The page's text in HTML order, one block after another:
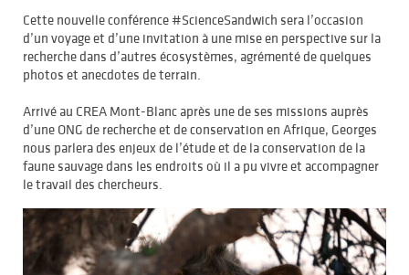
Cette nouvelle conférence #ScienceSandwich sera l’occasion
d’un voyage et d’une invitation à une mise en perspective sur la
recherche dans d’autres écosystèmes, agrémenté de quelques
photos et anecdotes de terrain.
Arrivé au CREA Mont-Blanc après une de ses missions auprès
d’une ONG de recherche et de conservation en Afrique, Georges
nous parlera des enjeux de l’étude et de la conservation de la
faune sauvage dans les endroits où il a pu vivre et accompagner
le travail des chercheurs.